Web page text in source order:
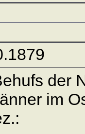
der
im